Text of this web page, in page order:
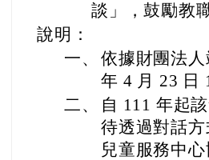
談」，鼓勵教
說明：
一、 依據財團法
年 4 月 23 日
二、
自 111 年起
待透過對話
兒童服務中